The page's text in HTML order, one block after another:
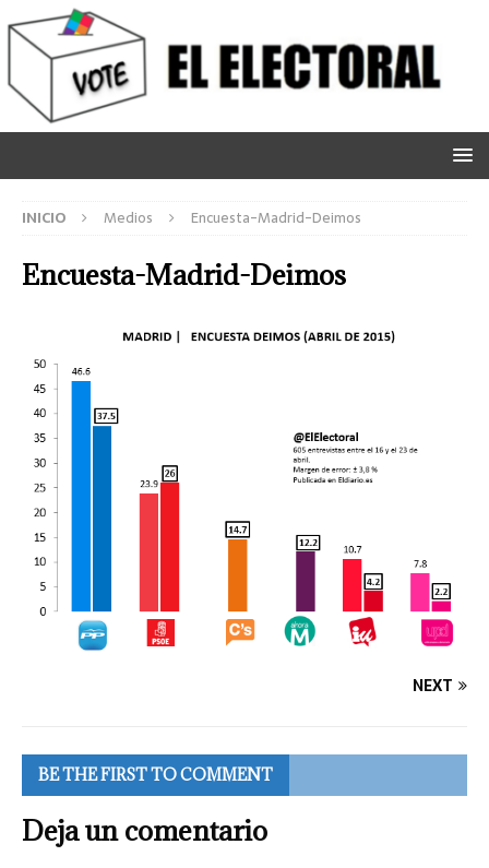
INICIO Medios Encuesta-Madrid-Deimos
Encuesta-Madrid-Deimos
NEXT
BE THE FIRST TO COMMENT
Deja un comentario